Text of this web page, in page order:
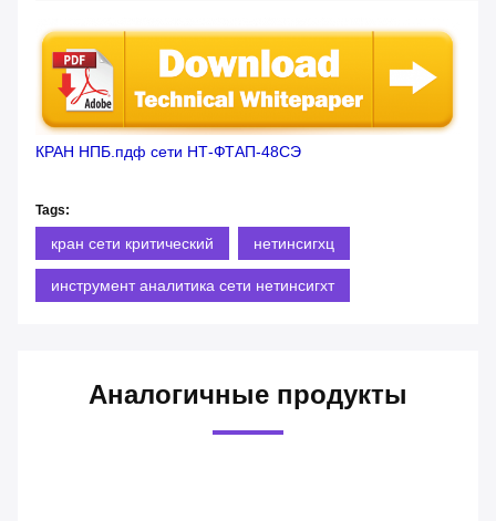
КРАН НПБ.пдф сети НТ-ФТАП-48СЭ
Tags:
кран сети критический нетинсигхц
инструмент аналитика сети нетинсигхт
Аналогичные продукты